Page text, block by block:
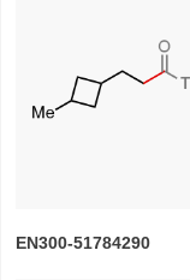
EN300-51784290